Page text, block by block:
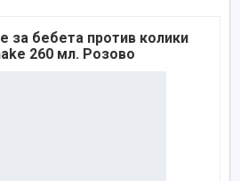
за бебета против колики
260 мл. Розово